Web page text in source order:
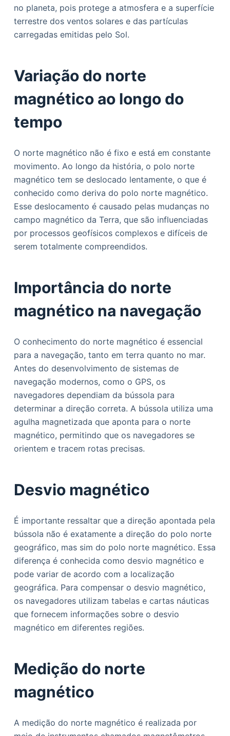
no planeta, pois protege a atmosfera e a superfície
terrestre dos ventos solares e das partículas
carregadas emitidas pelo Sol.
Variação do norte
magnético ao longo do
tempo
O norte magnético não é fixo e está em constante
movimento. Ao longo da história, o polo norte
magnético tem se deslocado lentamente, o que é
conhecido como deriva do polo norte magnético.
Esse deslocamento é causado pelas mudanças no
campo magnético da Terra, que são influenciadas
por processos geofísicos complexos e difíceis de
serem totalmente compreendidos.
Importância do norte
magnético na navegação
O conhecimento do norte magnético é essencial
para a navegação, tanto em terra quanto no mar.
Antes do desenvolvimento de sistemas de
navegação modernos, como o GPS, os
navegadores dependiam da bússola para
determinar a direção correta. A bússola utiliza uma
agulha magnetizada que aponta para o norte
magnético, permitindo que os navegadores se
orientem e tracem rotas precisas.
Desvio magnético
É importante ressaltar que a direção apontada pela
bússola não é exatamente a direção do polo norte
geográfico, mas sim do polo norte magnético. Essa
diferença é conhecida como desvio magnético e
pode variar de acordo com a localização
geográfica. Para compensar o desvio magnético,
os navegadores utilizam tabelas e cartas náuticas
que fornecem informações sobre o desvio
magnético em diferentes regiões.
Medição do norte
magnético
A medição do norte magnético é realizada por